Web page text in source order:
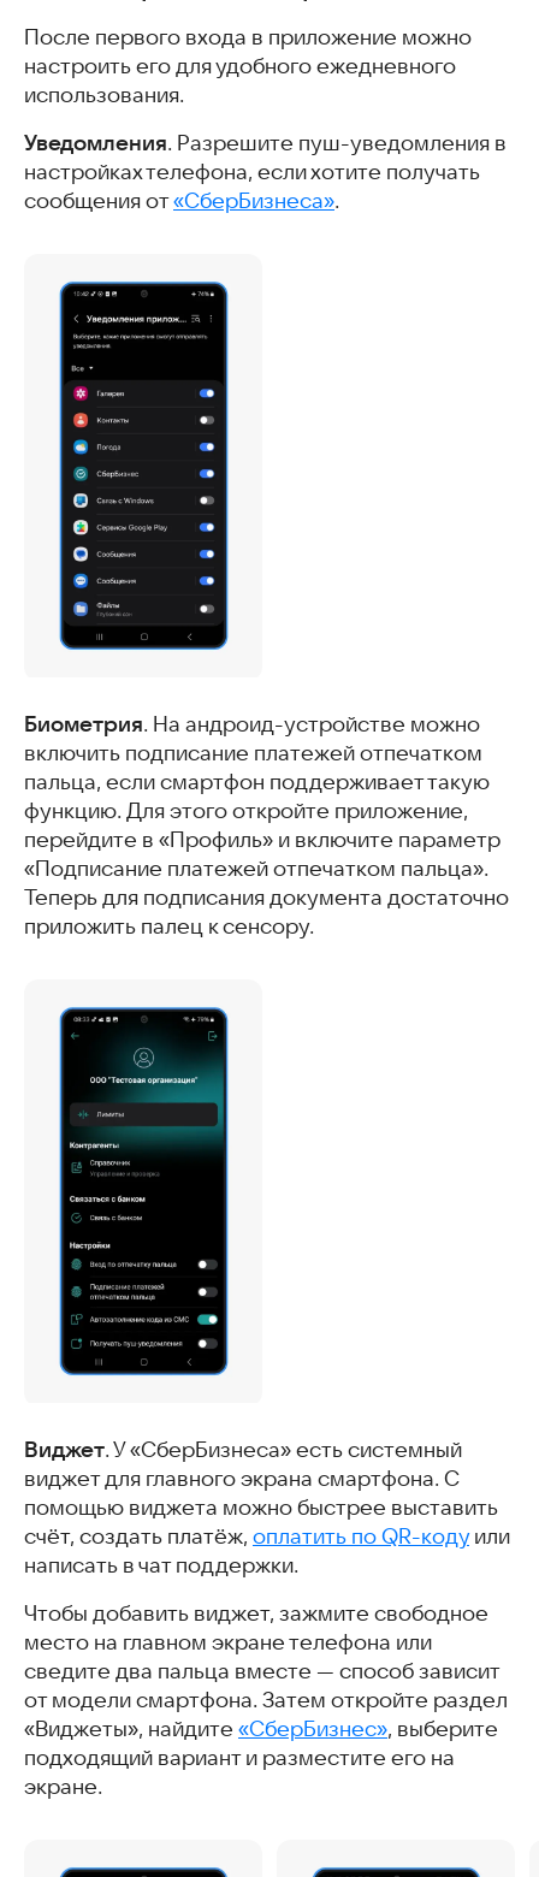
После первого входа в приложение можно
настроить его для удобного ежедневного
использования.
Уведомления. Разрешите пуш-уведомления в
настройках телефона, если хотите получать
сообщения от«СберБизнеса».
Биометрия. На андроид-устройстве можно
включить подписание платежей отпечатком
пальца, если смартфон поддерживает такую
функцию. Для этого откройте приложение,
перейдите в «Профиль» и включите параметр
«Подписание платежей отпечатком пальца».
Теперь для подписания документа достаточно
приложить палец к сенсору.
Виджет. У «СберБизнеса» есть системный
виджет для главного экрана смартфона. С
помощью виджета можно быстрее выставить
счёт, создать платёж, оплатить по QR-кодуили
написать в чат поддержки.
Чтобы добавить виджет, зажмите свободное
место на главном экране телефона или
сведите два пальца вместе — способ зависит
от модели смартфона. Затем откройте раздел
«Виджеты», найдите «СберБизнес», выберите
подходящий вариант и разместите его на
экране.